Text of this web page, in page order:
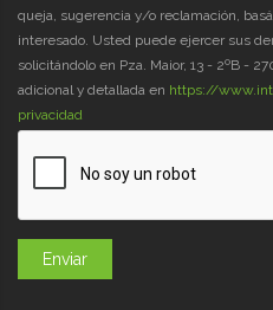
queja, sugerencia y/o reclamación,
interesado. Usted puede ejercer sus
solicitándolo en Pza. Maior, 13 - 2ºB -
adicional y detallada en https://
privacidad